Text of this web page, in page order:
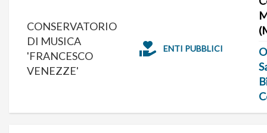
CONSERVATORIO
DI MUSICA
'FRANCESCO
VENEZZE'
ENTI PUBBLICI